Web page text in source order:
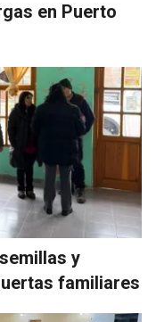
en Puerto
y
familiares